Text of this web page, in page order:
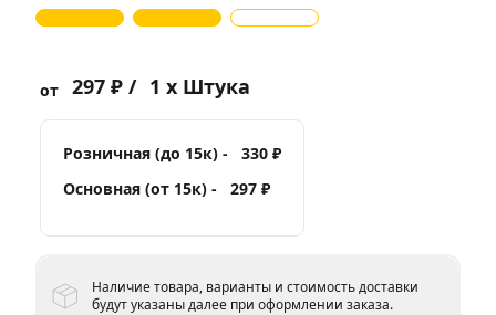
от 297 ₽ / 1 x Штука
Розничная (до 15к) -
330 ₽
Основная (от 15к) -
297 ₽
Наличие товара, варианты и стоимость доставки
будут указаны далее при оформлении заказа.